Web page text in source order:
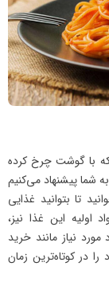
که با گوشت چرخ کرده
شما پیشنهاد می‌کنیم
تا بتوانید غذایی
اولیه این غذا نیز،
نیاز مانند خرید
در کوتاه‌ترین زمان